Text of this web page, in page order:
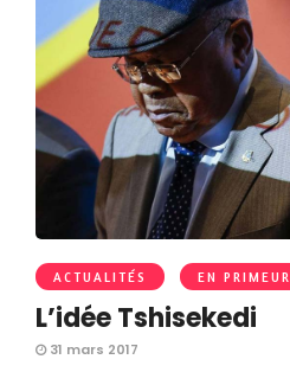
ACTUALITÉS EN PRIMEUR
L’idée Tshisekedi
31 mars 2017